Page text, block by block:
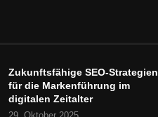
Zukunftsfähige SEO-Strategien
für die Markenführung im
digitalen Zeitalter